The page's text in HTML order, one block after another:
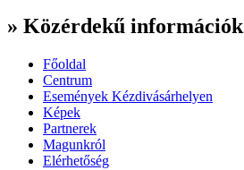
» Közérdekű információk
Főoldal
Centrum
Események Kézdivásárhelyen
Képek
Partnerek
Magunkról
Elérhetőség